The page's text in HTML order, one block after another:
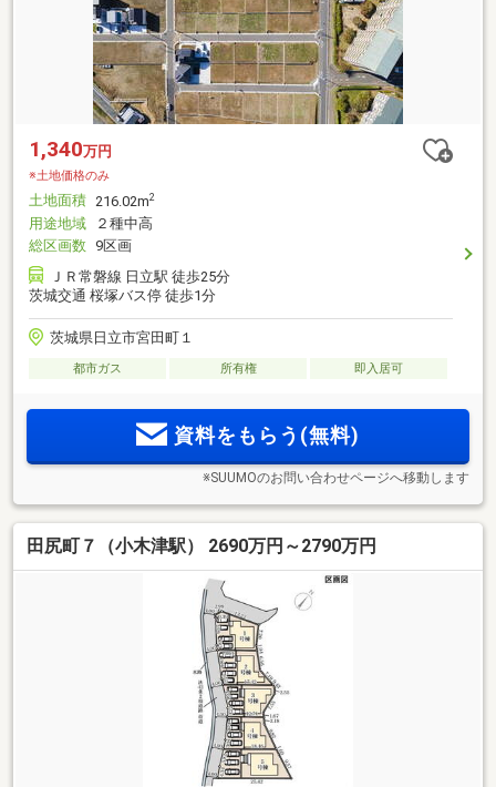
1,340万円
※土地価格のみ
土地面積 216.02m2
用途地域
２種中高
総区画数 9区画
ＪＲ常磐線 日立駅 徒歩25分
茨城交通 桜塚バス停 徒歩1分
茨城県日立市宮田町１
都市ガス 所有権 即入居可
資料をもらう(無料)
※SUUMOのお問い合わせページへ移動します
田尻町７（小木津駅） 2690万円～2790万円